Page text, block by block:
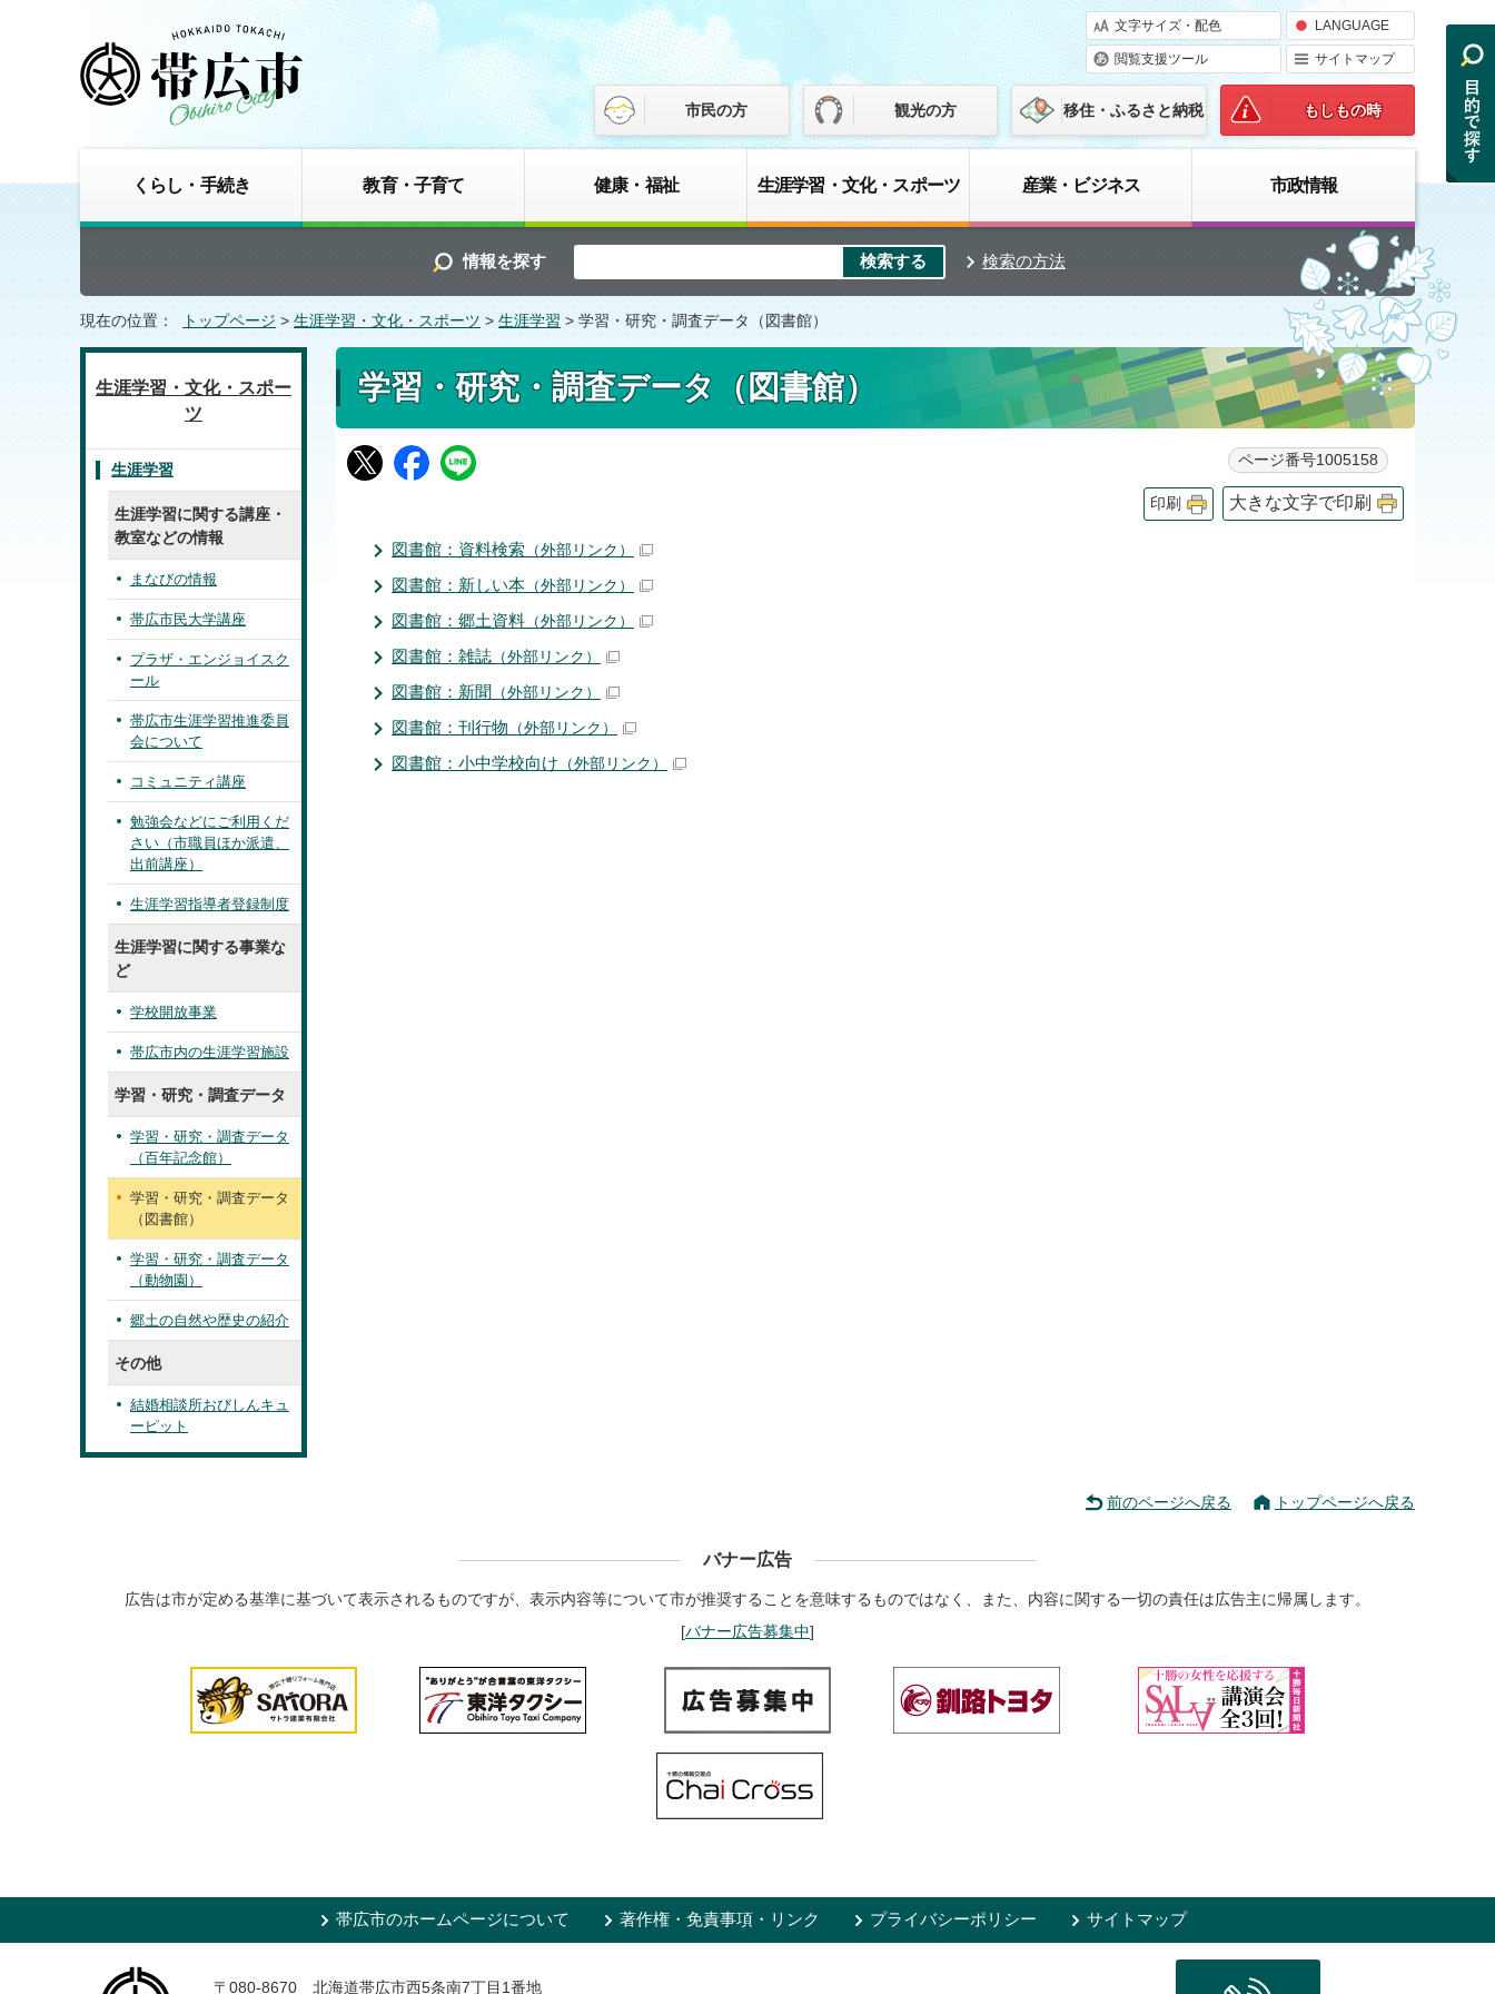
文字サイズ・配色 LANGUAGE
閲覧支援ツール サイトマップ
市民の方 観光の方 移住・ふるさと納税 もしもの時
くらし・手続き 教育・子育て 健康・福祉 生涯学習・文化・スポーツ 産業・ビジネス 市政情報
情報を探す 検索の方法
現在の位置： トップページ > 生涯学習・文化・スポーツ > 生涯学習 > 学習・研究・調査データ（図書館）
学習・研究・調査データ（図書館）
ページ番号1005158
印刷 大きな文字で印刷
図書館：資料検索 （外部リンク）
図書館：新しい本 （外部リンク）
図書館：郷土資料 （外部リンク）
図書館：雑誌 （外部リンク）
図書館：新聞 （外部リンク）
図書館：刊行物 （外部リンク）
図書館：小中学校向け （外部リンク）
生涯学習・文化・スポー
ツ
生涯学習
生涯学習に関する講座・
教室などの情報
まなびの情報
帯広市民大学講座
プラザ・エンジョイスク
ール
帯広市生涯学習推進委員
会について
コミュニティ講座
勉強会などにご利用くだ
さい（市職員ほか派遣、
出前講座）
生涯学習指導者登録制度
生涯学習に関する事業な
ど
学校開放事業
帯広市内の生涯学習施設
学習・研究・調査データ
学習・研究・調査データ
（百年記念館）
学習・研究・調査データ
（図書館）
学習・研究・調査データ
（動物園）
郷土の自然や歴史の紹介
その他
結婚相談所おびしんキュ
ーピット
前のページへ戻る トップページへ戻る
バナー広告
広告は市が定める基準に基づいて表示されるものですが、表示内容等について市が推奨することを意味するものではなく、また、内容に関する一切の責任は広告主に帰属します。
[バナー広告募集中]
帯広市のホームページについて 著作権・免責事項・リンク プライバシーポリシー サイトマップ
〒080-8670 北海道帯広市西5条南7丁目1番地